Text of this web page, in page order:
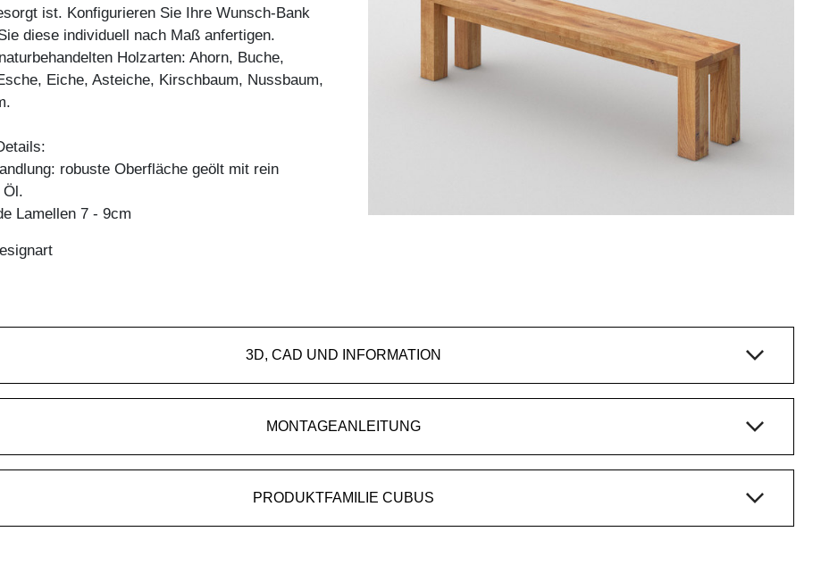
ist. Konfigurieren Sie Ihre Wunsch-Bank
diese individuell nach Maß anfertigen.
Holzarten: Ahorn, Buche,
Eiche, Asteiche, Kirschbaum, Nussbaum,
robuste Oberfläche geölt mit rein
Öl.
Lamellen 7 - 9cm
3D, CAD UND INFORMATION
MONTAGEANLEITUNG
PRODUKTFAMILIE CUBUS